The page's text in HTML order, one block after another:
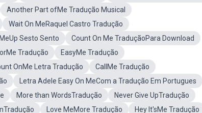
Another Part ofMe Tradução Musical
Wait On MeRaquel Castro Tradução
Sesto Sento
Count On Me TraduçãoPara Download
Tradução
EasyMe Tradução
OnMe Letra Tradução
CallMe Tradução
Letra Adele Easy On MeCom a Tradução Em Portugues
More than WordsTradução
Never Give UpTradução
Love MeMore Tradução
Hey It'sMe Tradução